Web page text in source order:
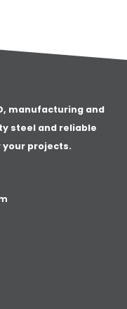
manufacturing and
steel and reliable
projects.